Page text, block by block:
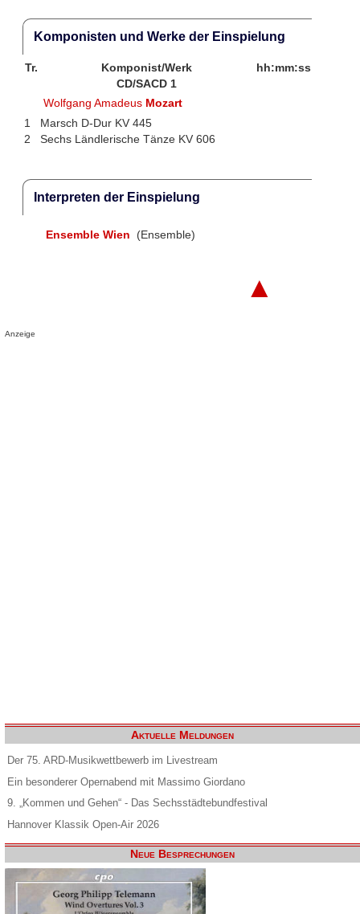
Komponisten und Werke der Einspielung
Tr. Komponist/Werk
hh:mm:ss
CD/SACD 1
Wolfgang Amadeus Mozart
1
Marsch D-Dur KV 445
2
Sechs Ländlerische Tänze KV 606
Interpreten der Einspielung
Ensemble Wien (Ensemble)
▲
Anzeige
Aktuelle Meldungen
Der 75. ARD-Musikwettbewerb im Livestream
Ein besonderer Opernabend mit Massimo Giordano
9. „Kommen und Gehen“ - Das Sechsstädtebundfestival
Hannover Klassik Open-Air 2026
Neue Besprechungen